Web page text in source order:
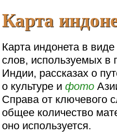
Карта
Карта индонета в
слов, используемых в
Индии, рассказах о
о культуре ифото
Справа от ключевого
общее количество
оно используется.